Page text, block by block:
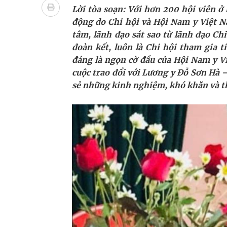
Ung thư thận: Nguy hiểm vì tiến triển quá âm
Nhiều chuỗi hoạt động lớn được diễn ra tại Lễ
Tiếp tục rà soát, triển khai các nhiệm vụ trong
Lâm Đồng: Quyết tâm đưa sân bay Liên Khương
Quan Bằng Chứng Dược Lý Và Cơ Chế Phân Tử
Xây dựng bản đồ mạng lưới cấp cứu ngoại viện
Lời tòa soạn: Với hơn 200 hội viên ở
động do Chi hội và Hội Nam y Việt
tâm, lãnh đạo sát sao từ lãnh đạo
đoàn kết, luôn là Chi hội tham gia
đáng là ngọn cờ đầu của Hội Nam y
cuộc trao đổi với Lương y Đỗ Sơn Hà
sẻ những kinh nghiệm, khó khăn và